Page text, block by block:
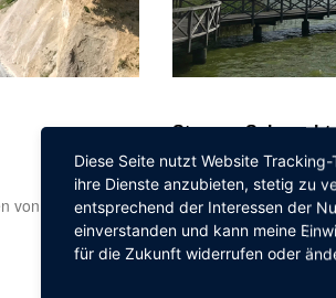
von Sassnitz zum
Steg am
16. Juni 2019
Westlich von Binz,
liegt der Schmachter
Diese Seite nutzt Website
ihre Dienste anzubieten, stetig zu
entsprechend der Interessen der
einverstanden und kann meine
für die Zukunft widerrufen oder